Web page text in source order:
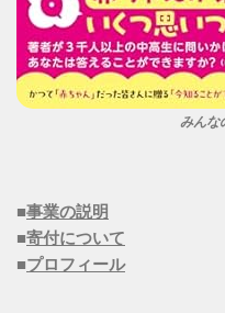
みんな
■事業の説明
■寄付について
■プロフィール